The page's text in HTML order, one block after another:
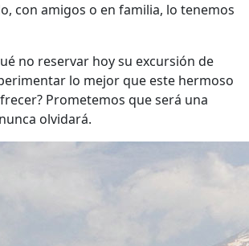
con amigos o en familia, lo tenemos
no reservar hoy su excursión de
lo mejor que este hermoso
Prometemos que será una
olvidará.